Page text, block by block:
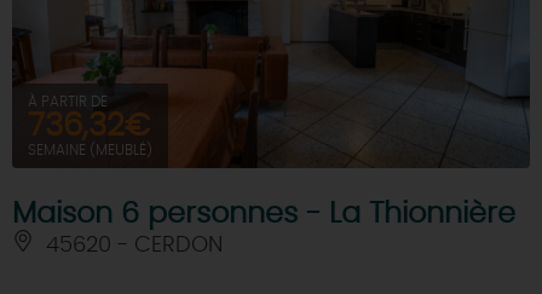
À PARTIR DE
736,32€
SEMAINE (MEUBLÉ)
Maison 6 personnes - La Thionnière
45620 - CERDON